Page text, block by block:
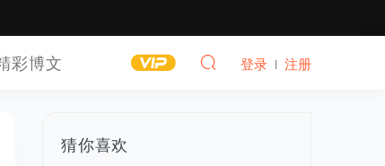
彩博文 登录 注册
猜你喜欢